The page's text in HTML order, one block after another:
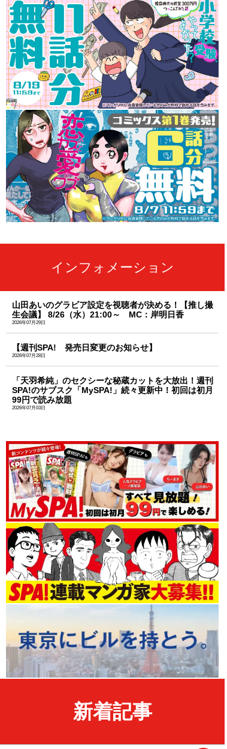
インフォメーション
山田あいのグラビア設定を視聴者が決める！【推し撮
生会議】 8/26（水）21:00～ MC：岸明日香
2026年07月29日
【週刊SPA! 発売日変更のお知らせ】
2026年07月28日
「天羽希純」のセクシーな秘蔵カットを大放出！週刊
SPA!のサブスク「MySPA!」続々更新中！初回は初月
99円で読み放題
2026年07月03日
新着記事